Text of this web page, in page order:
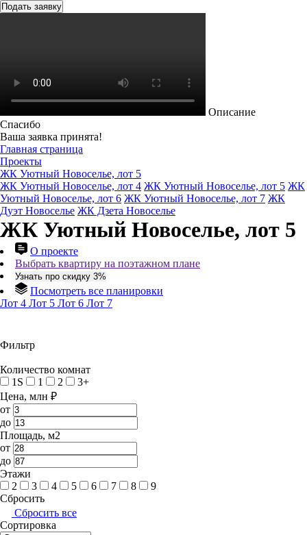
Описание
Спасибо
Ваша заявка принята!
Главная страница
Проекты
ЖК Уютный Новоселье, лот 5
ЖК Уютный Новоселье, лот 4 ЖК Уютный Новоселье, лот 5 ЖК
Уютный Новоселье, лот 6 ЖК Уютный Новоселье, лот 7 ЖК
Дуэт Новоселье ЖК Дзета Новоселье
ЖК Уютный Новоселье, лот 5
О проекте
Выбрать квартиру на поэтажном плане
Узнать про скидку 3%
Посмотреть все планировки
Лот 4 Лот 5 Лот 6 Лот 7
Фильтр
Количество комнат
1S
1 2
3+
Цена, млн ₽
от
до
Площадь, м2
от
до
Этажи
2
3 4 5 6 7 8
9
Сбросить
Сбросить все
Сортировка